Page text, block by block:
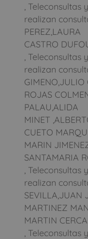
, Teleconsultas
realizan
PEREZ,LAURA
CASTRO
, Teleconsultas
realizan
GIMENO,JULIO
ROJAS
PALAU,ALIDA
MINET
CUETO
MARIN
SANTAMARIA
, Teleconsultas
realizan
SEVILLA,JUAN
MARTINEZ
MARTIN
, Teleconsultas